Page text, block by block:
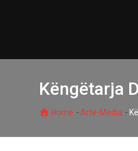
Këngëtarja
Home - Arte-Media -